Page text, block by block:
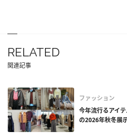
RELATED
関連記事
ファッション
今年流行るアイ
の2026年秋冬展